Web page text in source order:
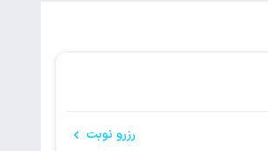
رزرو نوبت